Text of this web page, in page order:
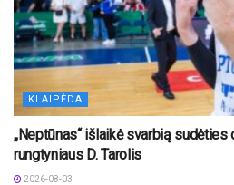
KLAIPĖDA
„Neptūnas“ išlaikė svarbią
rungtyniaus D. Tarolis
2026-08-03